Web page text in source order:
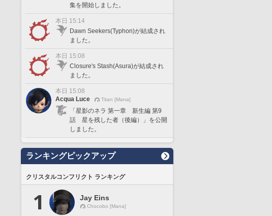
集を開始しました。
本日 15:14
Dawn Seekers(Typhon)が結成され
ました。
本日 15:08
Closure's Stash(Asura)が結成され
ました。
本日 15:08
Acqua Luce
Titan [Mana]
「星影のネラ 第一章 新生編 第9
話 星を残した者（後編）」を公開
しました。
ランキングピックアップ
クリスタルコンフリクト ランキング
1 Jay Eins
Chocobo [Mana]